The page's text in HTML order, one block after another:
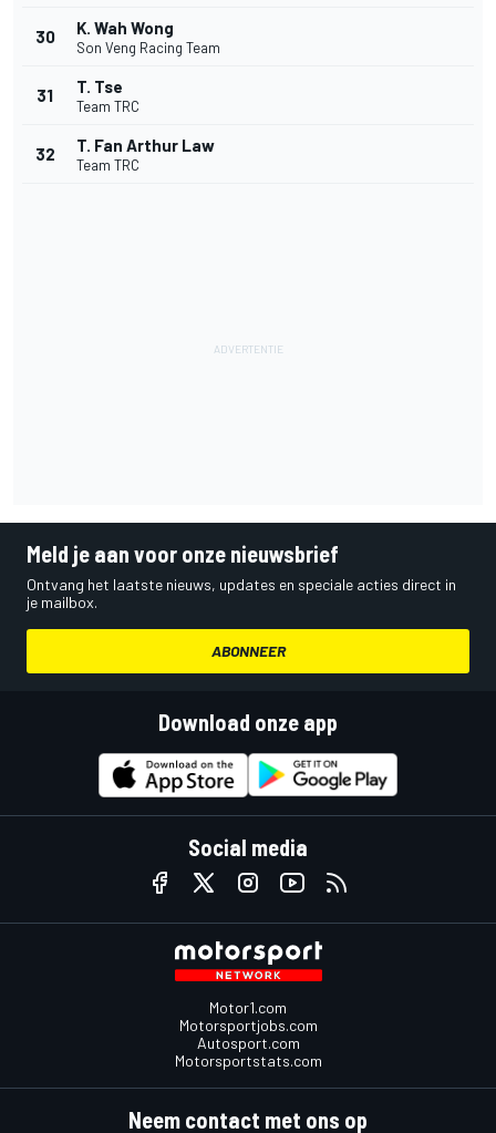
30 K. Wah Wong
Son Veng Racing Team
31 T. Tse
Team TRC
32 T. Fan Arthur Law
Team TRC
Meld je aan voor onze nieuwsbrief
Ontvang het laatste nieuws, updates en speciale acties direct in
je mailbox.
ABONNEER
Download onze app
Social media
Motor1.com
Motorsportjobs.com
Autosport.com
Motorsportstats.com
Neem contact met ons op